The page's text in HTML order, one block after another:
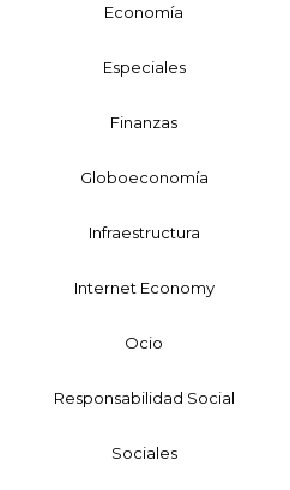
Economía
Especiales
Finanzas
Globoeconomía
Infraestructura
Internet Economy
Ocio
Responsabilidad Social
Sociales